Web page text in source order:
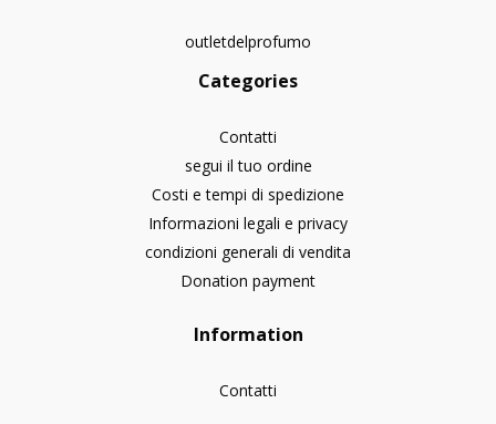
outletdelprofumo
Categories
Contatti
segui il tuo ordine
Costi e tempi di spedizione
Informazioni legali e privacy
condizioni generali di vendita
Donation payment
Information
Contatti